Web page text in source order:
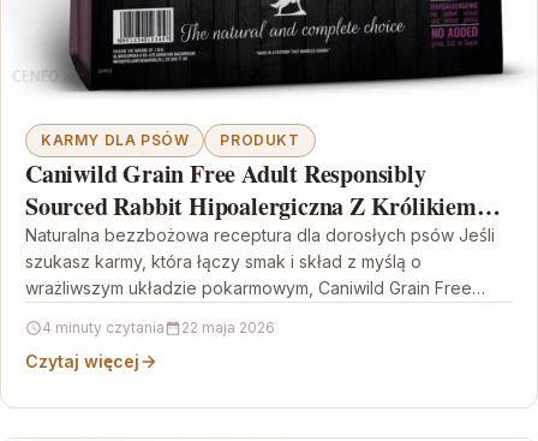
KARMY DLA PSÓW PRODUKT
Caniwild Grain Free Adult Responsibly
Sourced Rabbit Hipoalergiczna Z Królikiem
Jakości Human Grade 6Kg
Naturalna bezzbożowa receptura dla dorosłych psów Jeśli
szukasz karmy, która łączy smak i skład z myślą o
wrażliwszym układzie pokarmowym, Caniwild Grain Free
4 minuty czytania 22 maja 2026
Czytaj więcej